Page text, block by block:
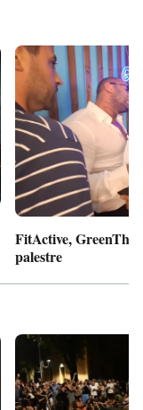
FitActive,
palestre